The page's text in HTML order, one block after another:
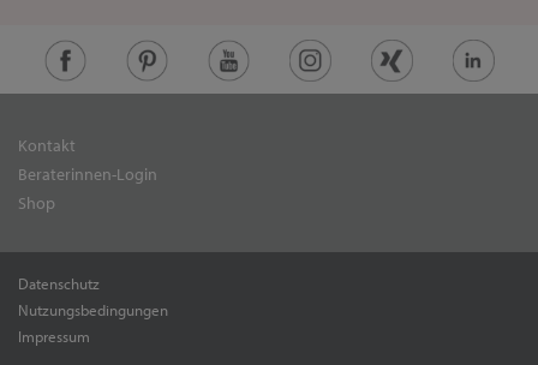
Kontakt
Beraterinnen-Login
Shop
Datenschutz
Nutzungsbedingungen
Impressum